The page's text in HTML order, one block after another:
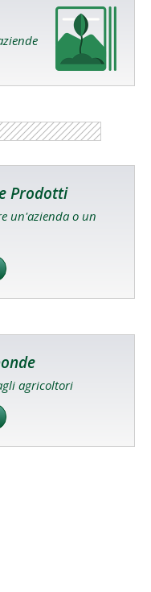
Prodotti
un'azienda o un
agricoltori